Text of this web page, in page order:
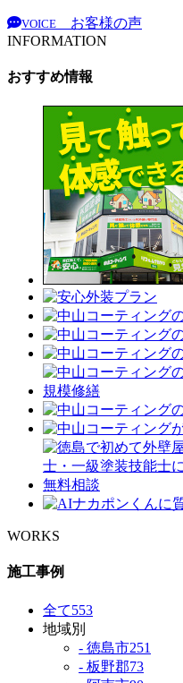
VOICE
お客様の声
INFORMATION
おすすめ情報
WORKS
施工事例
全て553
地域別
- 徳島市251
- 板野郡73